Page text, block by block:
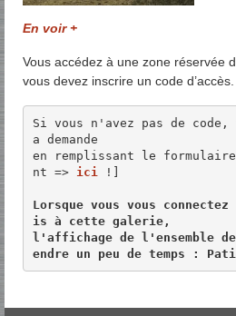
En voir +
Vous accédez à une zone réservée
vous devez inscrire un code d’accès.
Si vous n'avez pas de
a demande
en remplissant le
nt => ici !]
Lorsque vous vous
is à cette galerie,
l'affichage de l'ensemble
endre un peu de temps :